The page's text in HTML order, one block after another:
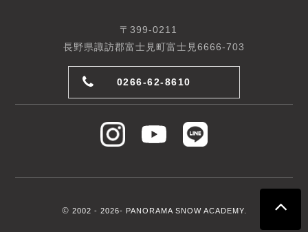
〒399-0211
長野県諏訪郡富士見町富士見6666-703
0266-62-8610
© 2002 - 2026- PANORAMA SNOW ACADEMY.